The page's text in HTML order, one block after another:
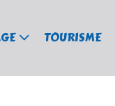
TOURISME